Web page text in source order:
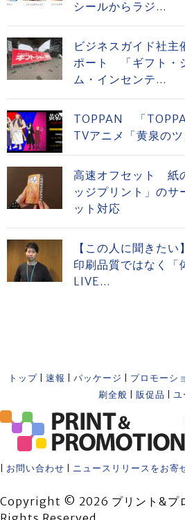
シールからラジ...
ビジネスガイド社主
ポート 「ギフト・
ム・インセンテ...
TOPPAN 「
TVアニメ「黄泉の
高速オフセット 紙
ッジプリント」の
ット対応
【この人に聞きた
印刷品質ではなく
LIVE...
トップ 速報 パッケージ プロモーシ
刷全般
販促品 ユ
お問い合わせ ニュースリリースをお寄
Copyright © 2026 プリント&プ